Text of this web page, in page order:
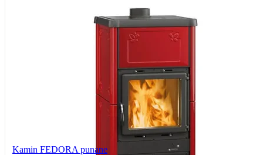
Kamin FEDORA punane